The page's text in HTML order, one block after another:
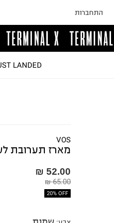
התחברות
LANDED
VOS
מארז תערובת
52.00 ₪
65.00 ₪
20% OFF